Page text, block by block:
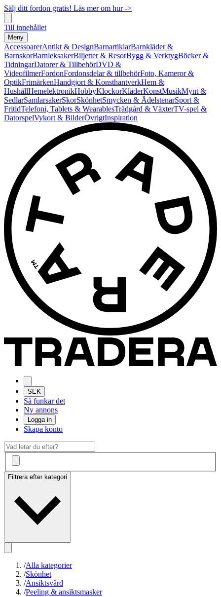
Sälj ditt fordon gratis! Läs mer om hur ->
Till innehållet
Meny
AccessoarerAntikt & DesignBarnartiklarBarnkläder &
BarnskorBarnleksakerBiljetter & ResorBygg & VerktygBöcker &
TidningarDatorer & TillbehörDVD &
VideofilmerFordonFordonsdelar & tillbehörFoto, Kameror &
OptikFrimärkenHandgjort & KonsthantverkHem &
HushållHemelektronikHobbyKlockorKläderKonstMusikMynt &
SedlarSamlarsakerSkorSkönhetSmycken & ÄdelstenarSport &
FritidTelefoni, Tablets & WearablesTrädgård & VäxterTV-spel &
DatorspelVykort & BilderÖvrigtInspiration
SEK
Så funkar det
Ny annons
Logga in
Skapa konto
Filtrera efter kategori
/Alla kategorier
/Skönhet
/Ansiktsvård
/Peeling & ansiktsmasker